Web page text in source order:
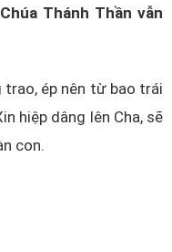
Thánh Thần vẫn
ép nên từ bao trái
hiệp dâng lên Cha, sẽ
con.